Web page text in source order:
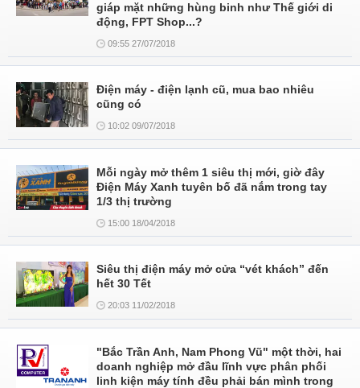
giáp mặt những hùng binh như Thế giới di
động, FPT Shop...?
09:55 27/07/2018
Ðiện máy - điện lạnh cũ, mua bao nhiêu
cũng có
10:02 09/07/2018
Mỗi ngày mở thêm 1 siêu thị mới, giờ đây
Điện Máy Xanh tuyên bố đã nắm trong tay
1/3 thị trường
15:00 18/04/2018
Siêu thị điện máy mở cửa “vét khách” đến
hết 30 Tết
20:03 11/02/2018
"Bắc Trần Anh, Nam Phong Vũ" một thời, hai
doanh nghiệp mở đầu lĩnh vực phân phối
linh kiện máy tính đều phải bán mình trong